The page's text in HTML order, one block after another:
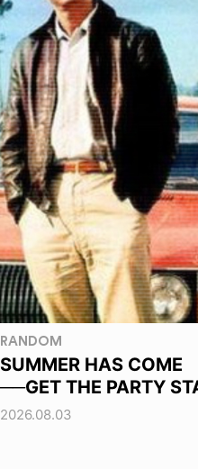
RANDOM
SUMMER HAS COME
──GET THE PARTY
2026.08.03